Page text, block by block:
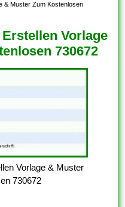
& Muster Zum Kostenlosen
Vorlage
730672
Vorlage & Muster
730672